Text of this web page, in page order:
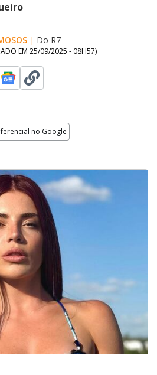
| Do R7
EM 25/09/2025 - 08H57)
no Google